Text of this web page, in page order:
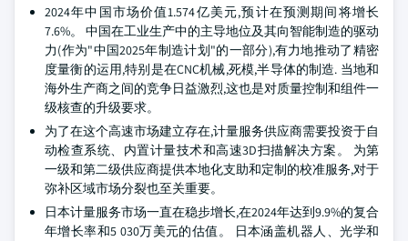
2024年中国市场价值1.574亿美元,预计在预测期间将增长
7.6%。 中国在工业生产中的主导地位及其向智能制造的驱动
力(作为"中国2025年制造计划"的一部分),有力地推动了精密
度量衡的运用,特别是在CNC机械,死模,半导体的制造. 当地和
海外生产商之间的竞争日益激烈,这也是对质量控制和组件一
级核查的升级要求。
为了在这个高速市场建立存在,计量服务供应商需要投资于自
动检查系统、内置计量技术和高速3D扫描解决方案。 为第
一级和第二级供应商提供本地化支助和定制的校准服务,对于
弥补区域市场分裂也至关重要。
日本计量服务市场一直在稳步增长,在2024年达到9.9%的复合
年增长率和5 030万美元的估值。 日本涵盖机器人、光学和